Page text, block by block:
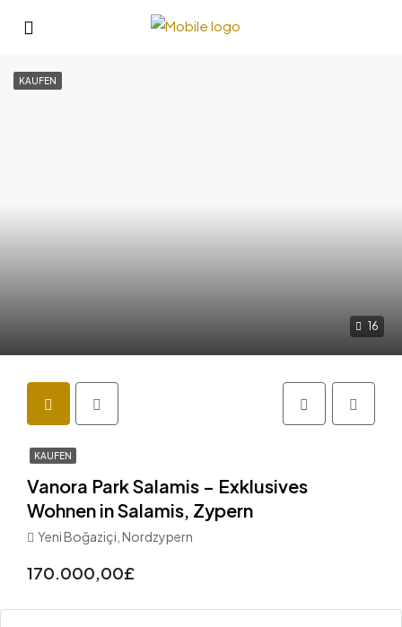
16
KAUFEN
KAUFEN
Vanora Park Salamis – Exklusives
Wohnen in Salamis, Zypern
Yeni Boğaziçi, Nordzypern
170.000,00£